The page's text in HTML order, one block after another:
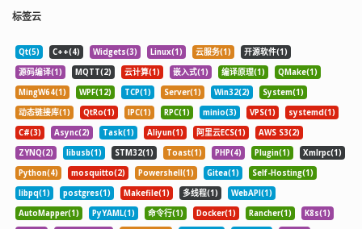
标签云
Qt(5) C++(4) Widgets(3) Linux(1) 云服务(1)
开源软件(1)
源码编译(1)
MQTT(2) 云计算(1) 嵌入式(1) 编译原理(1)
QMake(1)
MingW64(1)
WPF(12) TCP(1) Server(1) Win32(2)
System(1)
动态链接库(1)
QtRo(1) IPC(1) RPC(1) minio(3) VPS(1)
systemd(1)
C#(3)
Async(2) Task(1) Aliyun(1) 阿里云ECS(1)
AWS S3(2)
ZYNQ(2)
libusb(1) STM32(1) Toast(1) PHP(4) Plugin(1)
Xmlrpc(1)
Python(4)
mosquitto(2) Powershell(1) Gitea(1)
Self-Hosting(1)
libpq(1)
postgres(1) Makefile(1) 多线程(1)
WebAPI(1)
AutoMapper(1)
PyYAML(1) 命令行(1) Docker(1) Rancher(1)
K8s(1)